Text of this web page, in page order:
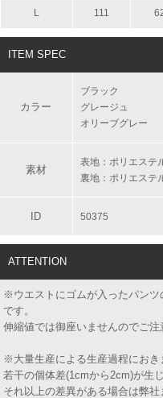
L 111
ITEM SPEC
カラー
ブラック
グレージュ
オリーブグレー
素材
表地：ポリエステ
裏地：ポリエステ
ID 50375
ATTENTION
※ウエストにゴムが入ったパン
です。
伸縮値では御座いませんのでご注
※大量生産による生産過程におき
若干の個体差(1cmから2cm)が生
それ以上の差異がある場合は弊社